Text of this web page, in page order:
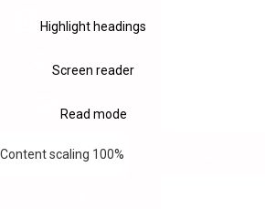
Highlight headings
Screen reader
Read mode
Content scaling 100%